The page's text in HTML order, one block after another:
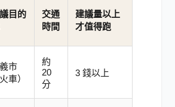
目的
交通
時間
建議量以上
才值得跑
市
火車）
約
20
分
3 錢以上